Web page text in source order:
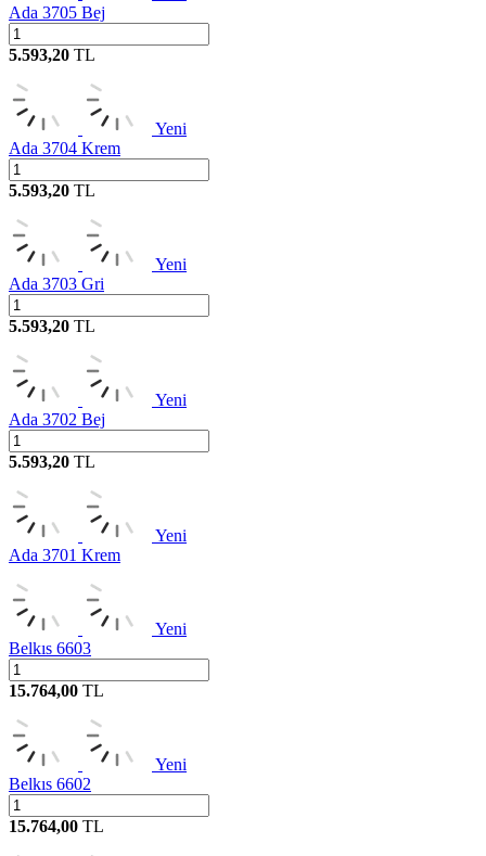
Ada 3705 Bej
5.593,20 TL
Yeni
Ada 3704 Krem
5.593,20 TL
Yeni
Ada 3703 Gri
5.593,20 TL
Yeni
Ada 3702 Bej
5.593,20 TL
Yeni
Ada 3701 Krem
Yeni
Belkıs 6603
15.764,00 TL
Yeni
Belkıs 6602
15.764,00 TL